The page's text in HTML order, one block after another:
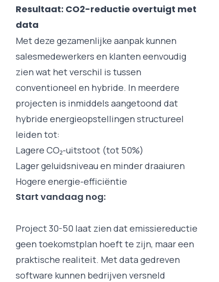
Resultaat: CO2-reductie overtuigt met
data
Met deze gezamenlijke aanpak kunnen
salesmedewerkers en klanten eenvoudig
zien wat het verschil is tussen
conventioneel en hybride. In meerdere
projecten is inmiddels aangetoond dat
hybride energieopstellingen structureel
leiden tot:
Lagere CO₂-uitstoot (tot 50%)
Lager geluidsniveau en minder draaiuren
Hogere energie-efficiëntie
Start vandaag nog:
Project 30-50 laat zien dat emissiereductie
geen toekomstplan hoeft te zijn, maar een
praktische realiteit. Met data gedreven
software kunnen bedrijven versneld